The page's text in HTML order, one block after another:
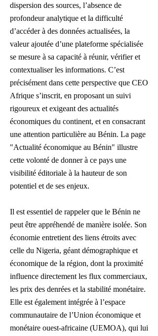
dispersion des sources, l’absence de
profondeur analytique et la difficulté
d’accéder à des données actualisées, la
valeur ajoutée d’une plateforme spécialisée
se mesure à sa capacité à réunir, vérifier et
contextualiser les informations. C’est
précisément dans cette perspective que CEO
Afrique s’inscrit, en proposant un suivi
rigoureux et exigeant des actualités
économiques du continent, et en consacrant
une attention particulière au Bénin. La page
"Actualité économique au Bénin" illustre
cette volonté de donner à ce pays une
visibilité éditoriale à la hauteur de son
potentiel et de ses enjeux.
Il est essentiel de rappeler que le Bénin ne
peut être appréhendé de manière isolée. Son
économie entretient des liens étroits avec
celle du Nigeria, géant démographique et
économique de la région, dont la proximité
influence directement les flux commerciaux,
les prix des denrées et la stabilité monétaire.
Elle est également intégrée à l’espace
communautaire de l’Union économique et
monétaire ouest-africaine (UEMOA), qui lui